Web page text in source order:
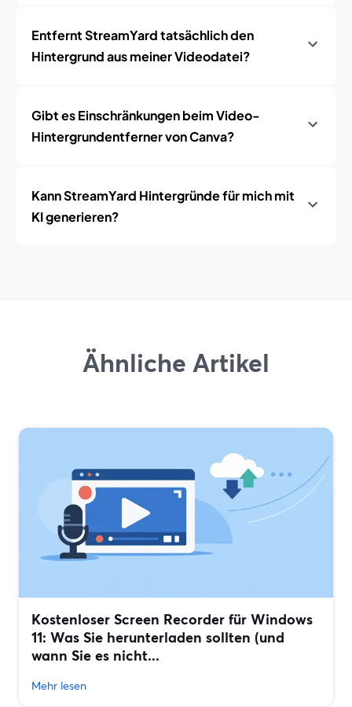
Entfernt StreamYard tatsächlich den
Hintergrund aus meiner Videodatei?
Gibt es Einschränkungen beim Video-
Hintergrundentferner von Canva?
Kann StreamYard Hintergründe für mich mit
KI generieren?
Ähnliche Artikel
Kostenloser Screen Recorder für Windows
11: Was Sie herunterladen sollten (und
wann Sie es nicht...
Mehr lesen